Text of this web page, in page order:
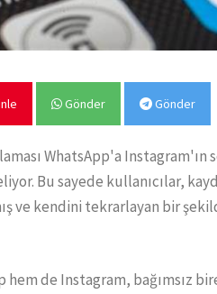
Gönder Gönder
WhatsApp'a Instagram'ın
Bu sayede kullanıcılar,
ve kendini tekrarlayan bir
de Instagram, bağımsız